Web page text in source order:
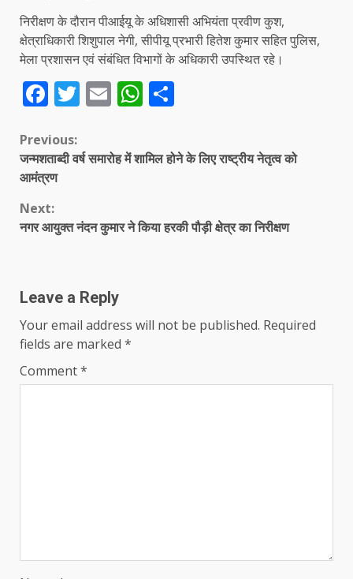
निरीक्षण के दौरान पीआईयू के अधिशासी अभियंता प्रवीण कुश,
क्षेत्राधिकारी शिशुपाल नेगी, सीपीयू प्रभारी हितेश कुमार सहित पुलिस,
मेला प्रशासन एवं संबंधित विभागों के अधिकारी उपस्थित रहे।
Facebook
Twitter
EmailWhatsApp
Continue
Reading
Previous:
जन्मशताब्दी वर्ष समारोह में शामिल होने के लिए राष्ट्रीय नेतृत्व को
आमंत्रण
Next:
नगर आयुक्त नंदन कुमार ने किया हरकी पौड़ी क्षेत्र का निरीक्षण
Leave a Reply
Your email address will not be published. Required
fields are marked *
Comment*